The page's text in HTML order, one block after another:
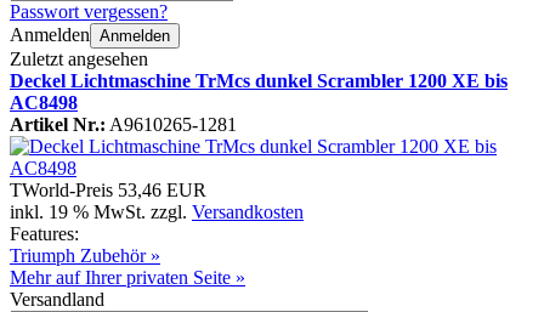
Passwort vergessen?
Anmelden Anmelden
Zuletzt angesehen
Deckel Lichtmaschine TrMcs dunkel Scrambler 1200 XE bis
AC8498
Artikel Nr.: A9610265-1281
TWorld-Preis 53,46 EUR
inkl. 19 % MwSt. zzgl. Versandkosten
Features:
Triumph Zubehör »
Mehr auf Ihrer privaten Seite »
Versandland